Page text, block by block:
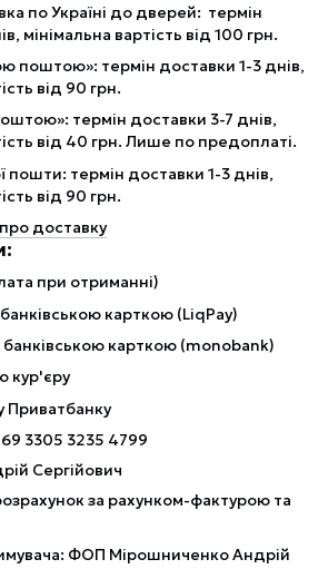
по Україні до дверей: термін
мінімальна вартість від 100 грн.
поштою»: термін доставки 1-3 днів,
від 90 грн.
термін доставки 3-7 днів,
від 40 грн. Лише по предоплаті.
термін доставки 1-3 днів,
від 90 грн.
доставку
при отриманні)
карткою (LiqPay)
карткою (monobank)
кур'єру
Приватбанку
3305 3235 4799
Сергійович
за рахунком-фактурою та
ФОП Мірошниченко Андрій